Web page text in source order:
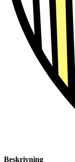
Beskrivning